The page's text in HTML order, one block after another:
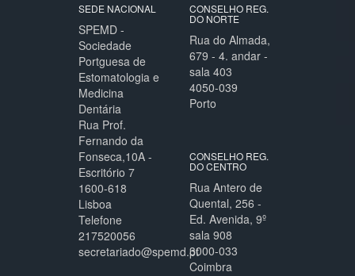
SEDE NACIONAL
SPEMD -
Sociedade
Portguesa de
Estomatologia e
Medicina
Dentária
Rua Prof.
Fernando da
Fonseca,10A -
Escritório 7
1600-618
Lisboa
Telefone
217520056
secretariado@spemd.pt
CONSELHO REG.
DO NORTE
Rua do Almada,
679 - 4. andar -
sala 403
4050-039
Porto
CONSELHO REG.
DO CENTRO
Rua Antero de
Quental, 256 -
Ed. Avenida, 9º
sala 908
3000-033
Coimbra